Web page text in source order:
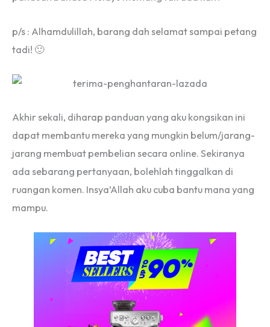
p/s : Alhamdulillah, barang dah selamat sampai petang
tadi! 🙂
Akhir sekali, diharap panduan yang aku kongsikan ini
dapat membantu mereka yang mungkin belum/jarang-
jarang membuat pembelian secara online. Sekiranya
ada sebarang pertanyaan, bolehlah tinggalkan di
ruangan komen. Insya’Allah aku cuba bantu mana yang
mampu.